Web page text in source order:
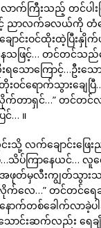
ာက်ကြီးသည့် တင်ပါး
ညာလက်ခလယ်ကို တံတွ
ာင်းဝင်ထိုးထဲ့ပြီးနှို
သဖြင့်… တင်တင်သည်နေ
ရသောကြောင့်…ဦး
းဝင်ရောက်သွားချေ
က်တာရှင်…” တင်တင်လ
င်… ။
သို့ လက်ချောင်းဖြေ
…သိပ်ကြာနေယင်… လူ
ဖုတ်မှလီးကျွတ်သွားသ
လိုက်လေ…” တင်တင်ရေ
ောက်တစ်ခေါက်လာခဲ့
ောင်းဆက်လည်း ရေခ